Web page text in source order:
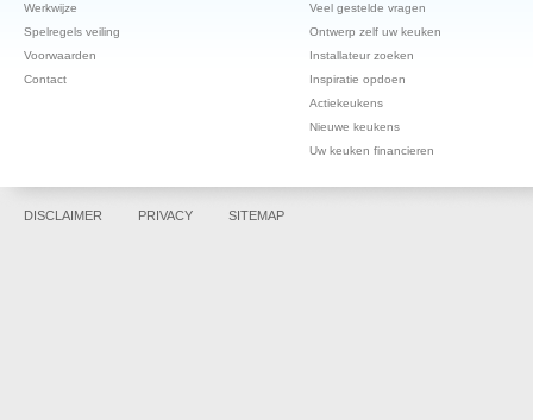
Werkwijze
Spelregels veiling
Voorwaarden
Contact
Veel gestelde vragen
Ontwerp zelf uw keuken
Installateur zoeken
Inspiratie opdoen
Actiekeukens
Nieuwe keukens
Uw keuken financieren
DISCLAIMER PRIVACY SITEMAP